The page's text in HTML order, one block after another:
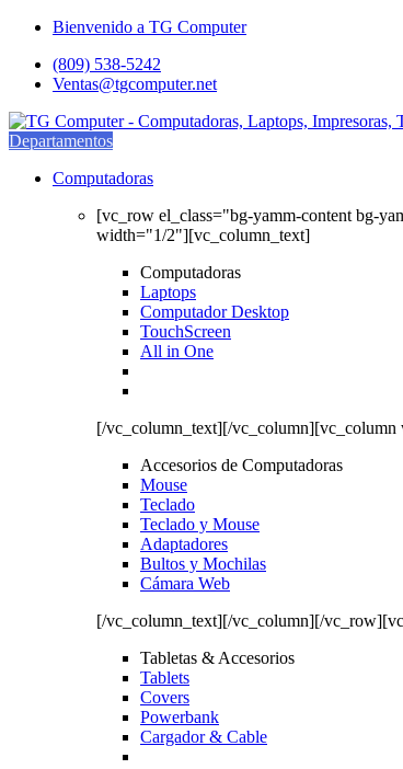
Saltar
navegación
saltar
contenido
Bienvenido a TG Computer
(809) 538-5242
Ventas@tgcomputer.net
Departamentos
Computadoras
[vc_row el_class="bg-yamm-content bg-
width="1/2"][vc_column_text]
Computadoras
Laptops
Computador Desktop
TouchScreen
All in One
[/vc_column_text][/
Accesorios de Computadoras
Mouse
Teclado
Teclado y Mouse
Adaptadores
Bultos y Mochilas
Cámara Web
[/vc_column_text][/vc_column][/
Tabletas & Accesorios
Tablets
Covers
Powerbank
Cargador & Cable